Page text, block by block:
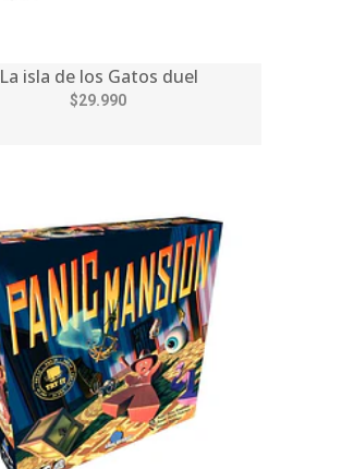
La isla de los Gatos duel
$29.990